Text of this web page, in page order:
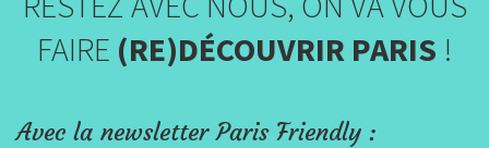
FAIRE (RE)DÉCOUVRIR PARIS !
Avec la newsletter Paris Friendly :